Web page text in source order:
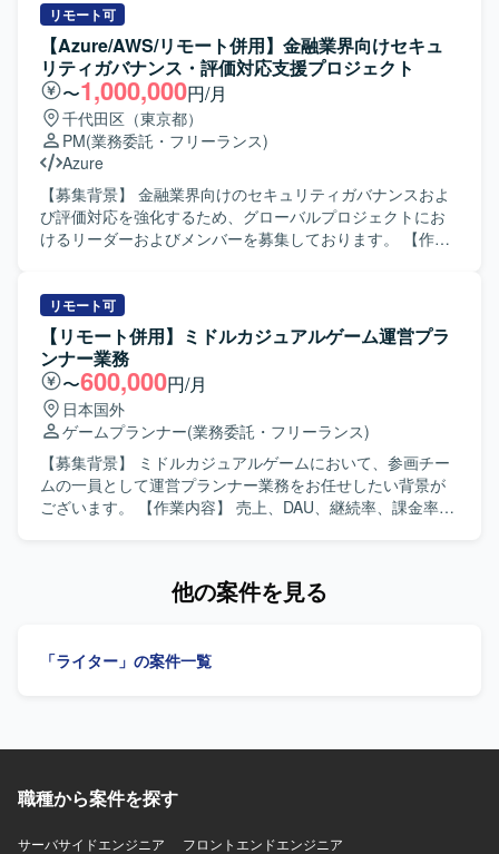
と個人の成長の両方を実現していただけます。 【開発環
境】 ゲーム開発に必要な機材や技術投資が積極的に行われ
ており、希望に応じて最適な開発環境が整備されます。社
員食堂やカフェ、リラクゼーションスペースなどを備えた
オフィスで、快適な業務環境が用意されています。また、
プロジェクトのマイルストンに応じた有給奨励日や社員旅
行など、リフレッシュを兼ねた取り組みも実施されていま
す。
ント作成ツールを使用いたします。
リティに関するグローバルプロジェクトの推進支援を行っ
ていただきます。リーダーの方には、英語WEB会議のファ
シリテートやインシデント対応支援、アドバイザリー業
務、金融庁ガイドライン対応を含むセキュリティ業務全般
のリードを担っていただきます。メンバーの方には、PMO
業務として管理資料の更新をはじめとした事務処理や、プ
ロジェクト運営に関する各種支援業務を行っていただきま
す。 【求める人物像】 セキュリティ分野やクラウド、ITイ
ンフラに関する経験を活かしながら、金融業界のセキュリ
ティガバナンス強化に主体的に取り組んでいただける方を
求めております。グローバルプロジェクトでの英語を用い
ましいです。 【ポジションの魅力】 金融業界におけるセキ
ュリティガバナンスや評価対応といった重要領域におい
て、グローバルプロジェクトに参画しながら専門性を高め
ていただけます。クラウドやITインフラに関する知見とセ
キュリティ領域の実務経験を組み合わせることで、今後の
キャリア形成においても価値の高い経験を積んでいただけ
ます。 【開発環境】 クラウド環境としてAzureおよびAWS
を活用したセキュリティ関連業務となります。
リモート可
【Azure/AWS/リモート併用】金融業界向けセキュ
リティガバナンス・評価対応支援プロジェクト
〜1,000,000円/月
千代田区（東京都）
PM(業務委託・フリーランス)
Azure
【募集背景】 金融業界向けのセキュリティガバナンスおよ
び評価対応を強化するため、グローバルプロジェクトにお
けるリーダーおよびメンバーを募集しております。 【作業
トの一員として、セキュリティ領域やクラウド、ITインフ
ラに関する知見を活かして支援を行います。リーダーポジ
ションの方には、グローバルセキュリティプロジェクトの
推進や関連する会議のファシリテーション、金融業界向け
のセキュリティ業務やインシデント対応支援などを担当い
ただきます。メンバーポジションの方には、PMO業務とし
て管理資料の更新などの事務処理や、プロジェクト遂行に
必要な各種ドキュメント作成支援などを行っていただきま
す。 【求める人物像】 セキュリティ領域における実務経験
を有し、クラウドやITインフラに関する知見も併せ持って
ョンでは、関係者との調整や会議のファシリテーションを
ティガバナンスおよび評価対応に深く関与できるととも
インフラといった周辺領域の知見も広げていただける環境
などを利用したITインフラ環境のもとで、セキュリティガ
きます。
リモート可
【リモート併用】ミドルカジュアルゲーム運営プラ
ンナー業務
〜600,000円/月
日本国外
ゲームプランナー(業務委託・フリーランス)
【募集背景】 ミドルカジュアルゲームにおいて、参画チー
ムの一員として運営プランナー業務をお任せしたい背景が
ございます。 【作業内容】 売上、DAU、継続率、課金率な
の売上予測および着地見込み資料を作成します。クライア
務を主体的に推進していただきます。 【求める人物像】 ク
特定し、改善案を立案できる方を求めています。 【ポジシ
分析から施策立案、クライアントへの提案まで一連のプロ
運営に携わりながら、運営ディレクターやリードプランナ
他の案件を見る
「ライター」の案件一覧
職種から案件を探す
サーバサイドエンジニア
フロントエンドエンジニア